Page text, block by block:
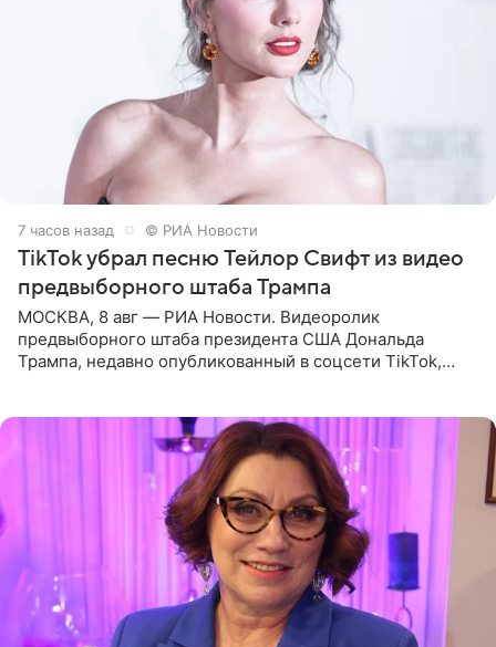
7 часов назад © РИА Новости
TikTok убрал песню Тейлор Свифт из видео
предвыборного штаба Трампа
МОСКВА, 8 авг — РИА Новости. Видеоролик
предвыборного штаба президента США Дональда
Трампа, недавно опубликованный в соцсети TikTok,